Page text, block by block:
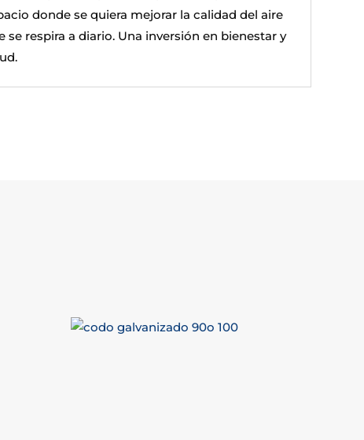
donde se quiera mejorar la calidad del aire
se respira a diario. Una inversión en bienestar y